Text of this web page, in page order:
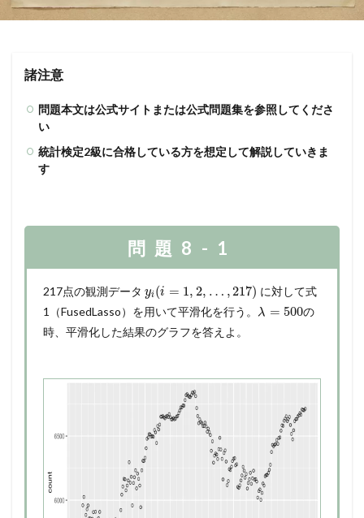
諸注意
問題本文は公式サイトまたは公式問題集を参照してくださ
い
統計検定2級に合格している方を想定して解説していきま
す
問題8-1
217点の観測データ yi(i = 1, 2, … ,217) に対して式
1（FusedLasso）を用いて平滑化を行う。 λ = 500の
時、平滑化した結果のグラフを答えよ。